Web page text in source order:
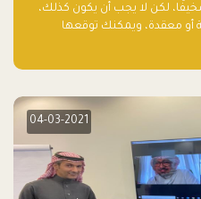
لكن لا يجب أن يكون كذلك،
معقدة، ويمكنك توقعها
04-03-2021